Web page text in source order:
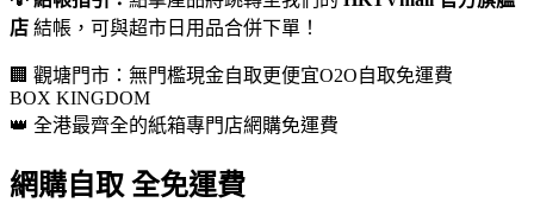
店 結帳，可與超市日用品合併下單！
🏢 觀塘門市：無門檻現金自取更便宜O2O自取免運費
BOX KINGDOM
👑 全港最齊全的紙箱專門店網購免運費
網購自取 全免運費